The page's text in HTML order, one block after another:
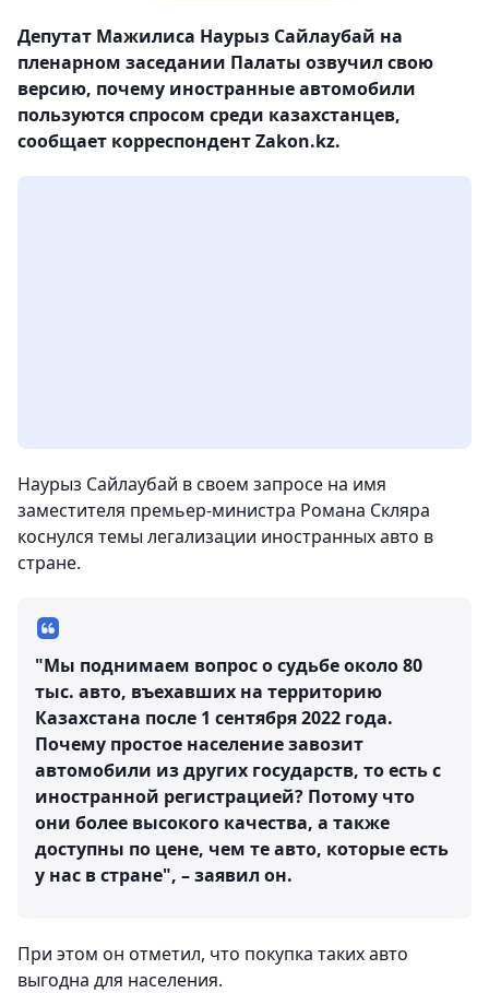
Депутат Мажилиса Наурыз Сайлаубай на
пленарном заседании Палаты озвучил свою
версию, почему иностранные автомобили
пользуются спросом среди казахстанцев,
сообщает корреспондент Zakon.kz.
Наурыз Сайлаубай в своем запросе на имя
заместителя премьер-министра Романа Скляра
коснулся темы легализации иностранных авто в
стране.
"Мы поднимаем вопрос о судьбе около 80
тыс. авто, въехавших на территорию
Казахстана после 1 сентября 2022 года.
Почему простое население завозит
автомобили из других государств, то есть с
иностранной регистрацией? Потому что
они более высокого качества, а также
доступны по цене, чем те авто, которые есть
у нас в стране", – заявил он.
При этом он отметил, что покупка таких авто
выгодна для населения.